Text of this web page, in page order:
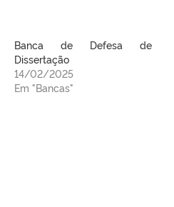
Banca de Defesa de
Dissertação
14/02/2025
Em "Bancas"